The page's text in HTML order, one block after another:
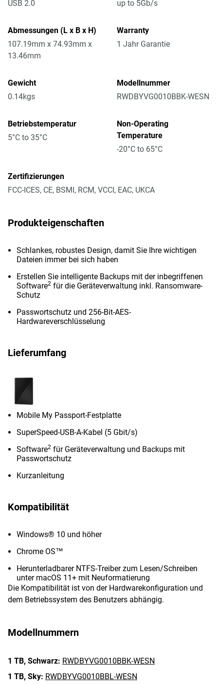
USB 2.0 up to 5Gb/s
Abmessungen (L x B x H)
107.19mm x 74.93mm x
13.46mm
Warranty
1 Jahr Garantie
Gewicht
0.14kgs
Modellnummer
RWDBYVG0010BBK-WESN
Betriebstemperatur
5°C to 35°C
Non-Operating
Temperature
-20°C to 65°C
Zertifizierungen
FCC-ICES, CE, BSMI, RCM, VCCI, EAC, UKCA
Produkteigenschaften
Schlankes, robustes Design, damit Sie Ihre wichtigen
Dateien immer bei sich haben
Erstellen Sie intelligente Backups mit der inbegriffenen
Software2 für die Geräteverwaltung inkl. Ransomware-
Schutz
Passwortschutz und 256-Bit-AES-
Hardwareverschlüsselung
Lieferumfang
Mobile My Passport-Festplatte
SuperSpeed-USB-A-Kabel (5 Gbit/s)
Software2 für Geräteverwaltung und Backups mit
Passwortschutz
Kurzanleitung
Kompatibilität
Windows® 10 und höher
Chrome OS™
Herunterladbarer NTFS-Treiber zum Lesen/Schreiben
unter macOS 11+ mit Neuformatierung
Die Kompatibilität ist von der Hardwarekonfiguration und
dem Betriebssystem des Benutzers abhängig.
Modellnummern
1 TB, Schwarz: RWDBYVG0010BBK-WESN
1 TB, Sky: RWDBYVG0010BBL-WESN